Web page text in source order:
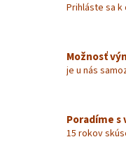
Prihláste sa
Možnosť
je u nás
Poradíme s
15 rokov